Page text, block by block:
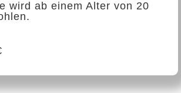
wird ab einem Alter von 20